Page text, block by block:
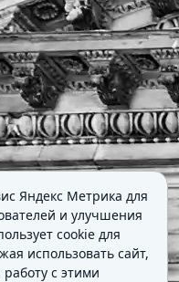
Яндекс Метрика для
и улучшения
cookie для
использовать сайт,
с этими